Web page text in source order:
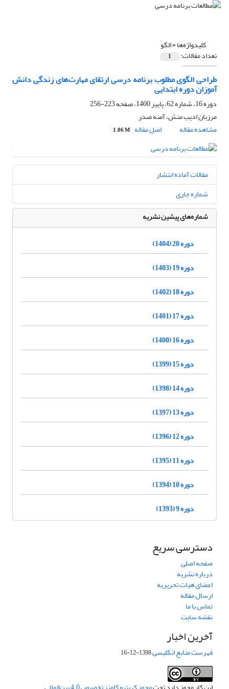
کلیدواژه‌ها =الگو
تعداد مقالات: 1
طراحی الگوی مطلوب برنامه درسی ارتقای مهارت‌های زندگی دانش
آموزان دوره ابتدایی
دوره 16، شماره 62، پاییز 1400، صفحه
223-256
مرزبان ادیب منش، آمنه صدر
مشاهده مقاله
اصل مقاله 1.06 M
مقالات آماده انتشار
شماره جاری
شماره‌های پیشین نشریه
دوره 20 (1404)
دوره 19 (1403)
دوره 18 (1402)
دوره 17 (1401)
دوره 16 (1400)
دوره 15 (1399)
دوره 14 (1398)
دوره 13 (1397)
دوره 12 (1396)
دوره 11 (1395)
دوره 10 (1394)
دوره 9 (1393)
دسترسی سریع
صفحه اصلی
درباره نشریه
اعضای هیات تحریریه
ارسال مقاله
تماس با ما
نقشه سایت
آخرین اخبار
فهرست منابع انگلیسی1398-12-16